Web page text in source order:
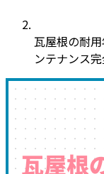
瓦屋根の耐
ンテナンス